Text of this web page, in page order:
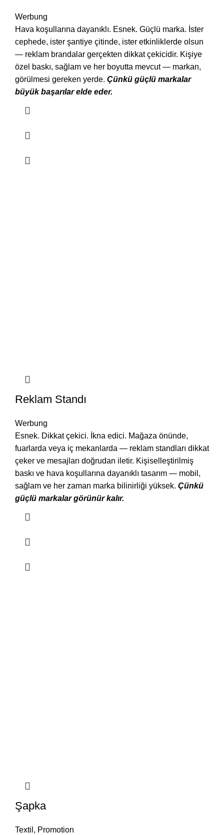
Werbung
Hava koşullarına dayanıklı. Esnek. Güçlü marka. İster
cephede, ister şantiye çitinde, ister etkinliklerde olsun
— reklam brandalar gerçekten dikkat çekicidir. Kişiye
özel baskı, sağlam ve her boyutta mevcut — markan,
görülmesi gereken yerde. Çünkü güçlü markalar
büyük başarılar elde eder.
Reklam Standı
Werbung
Esnek. Dikkat çekici. İkna edici. Mağaza önünde,
fuarlarda veya iç mekanlarda — reklam standları dikkat
çeker ve mesajları doğrudan iletir. Kişiselleştirilmiş
baskı ve hava koşullarına dayanıklı tasarım — mobil,
sağlam ve her zaman marka bilinirliği yüksek. Çünkü
güçlü markalar görünür kalır.
Şapka
Textil , Promotion